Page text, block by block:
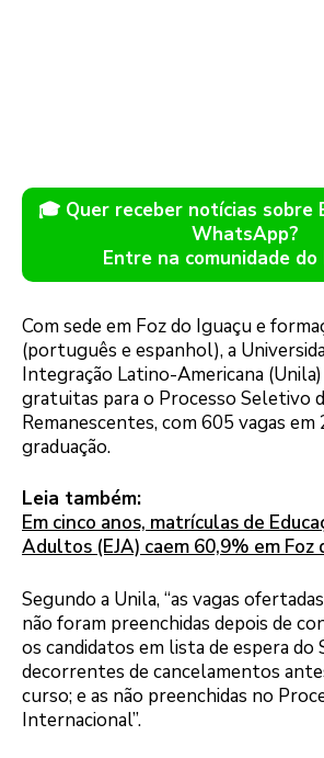
🎓 Quer receber notícias sobre
WhatsApp?
Entre na comunidade do
Com sede em Foz do Iguaçu e
(português e espanhol), a
Integração Latino-Americana
gratuitas para o Processo Seletivo
Remanescentes, com 605 vagas em
graduação.
Leia também:
Em cinco anos, matrículas de
Adultos (EJA) caem 60,9% em Foz
Segundo a Unila, “as vagas
não foram preenchidas depois de
os candidatos em lista de espera do
decorrentes de cancelamentos
curso; e as não preenchidas no
Internacional”.